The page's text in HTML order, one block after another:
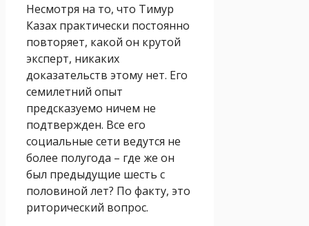
Несмотря на то, что Тимур
Казах практически постоянно
повторяет, какой он крутой
эксперт, никаких
доказательств этому нет. Его
семилетний опыт
предсказуемо ничем не
подтвержден. Все его
социальные сети ведутся не
более полугода – где же он
был предыдущие шесть с
половиной лет? По факту, это
риторический вопрос.